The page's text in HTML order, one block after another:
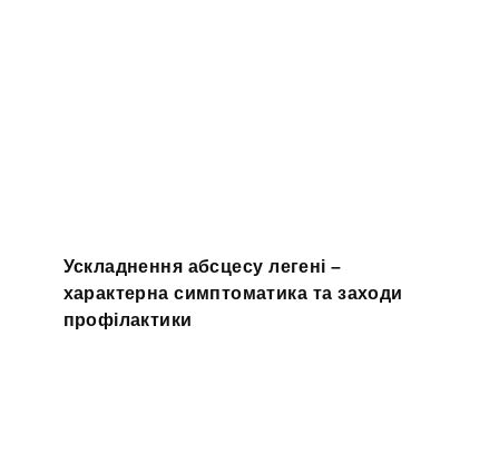
Ускладнення абсцесу легені –
характерна симптоматика та заходи
профілактики